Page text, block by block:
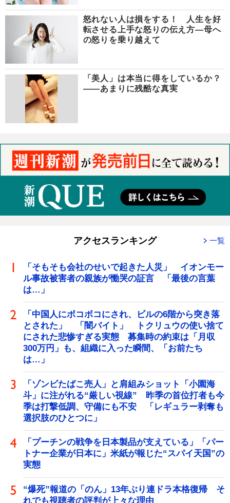
怒れない人は損をする！ 人生を好
転させる上手な怒りの伝え方―母へ
の怒りを乗り越えて
「美人」は本当に得をしているか？
――あまりに残酷な真実
アクセスランキング 一覧
「そもそも会社のせいで起きた人災」 イオンモー
ル事故被害者の親族が慟哭の証言 「最後の言葉
は…」
「中国人にボコボコにされ、ビルの6階から突き落
とされた」 「闇バイト」 トクリュウの使い捨て
にされた悲惨すぎる実態 募集時の約束は「月収
300万円」も、組織に入った瞬間、「お前たち
は…」
「ゾンビたばこ売人」と肩組みショット「小園海
斗」に注がれる“厳しい視線” 昨季の首位打者も今
季は打撃低調、守備にも不安 「レギュラー剥奪も
選択肢のひとつに」
「プーチンの戦争を日本製品が支えている」「パー
トナー企業が日本に」米紙が報じた“スパイ天国”の
実態
“爆死”報道の「のん」13年ぶり連ドラ本格復帰 そ
れでも視聴者の評判が上々な理由